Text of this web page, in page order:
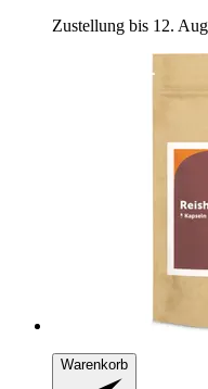
Zustellung bis 12.
Warenkorb